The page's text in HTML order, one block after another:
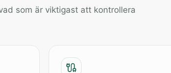
som är viktigast att kontrollera